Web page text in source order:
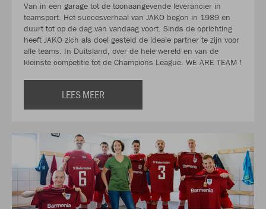
Van in een garage tot de toonaangevende leverancier in
teamsport. Het succesverhaal van JAKO begon in 1989 en
duurt tot op de dag van vandaag voort. Sinds de oprichting
heeft JAKO zich als doel gesteld de ideale partner te zijn voor
alle teams. In Duitsland, over de hele wereld en van de
kleinste competitie tot de Champions League. WE ARE TEAM !
LEES MEER